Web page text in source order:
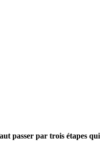
passer par trois étapes qui